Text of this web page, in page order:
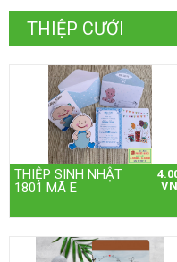
THIỆP CƯỚI
THIỆP SINH NHẬT
1801 MÃ E